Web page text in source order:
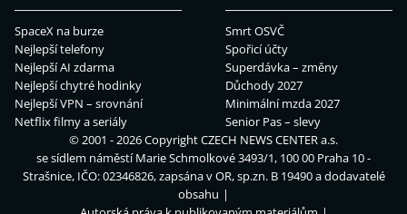
SpaceX na burze
Nejlepší telefony
Nejlepší AI zdarma
Nejlepší chytré hodinky
Nejlepší VPN – srovnání
Netflix filmy a seriály
Smrt OSVČ
Spořicí účty
Superdávka – změny
Důchody 2027
Minimální mzda 2027
Senior Pas – slevy
© 2001 - 2026 CopyrightCZECH NEWS CENTER a.s.
se sídlem náměstí Marie Schmolkové 3493/1, 100 00 Praha 10 -
Strašnice, IČO: 02346826, zapsána v OR, sp.zn. B 19490 a dodavatelé
obsahu